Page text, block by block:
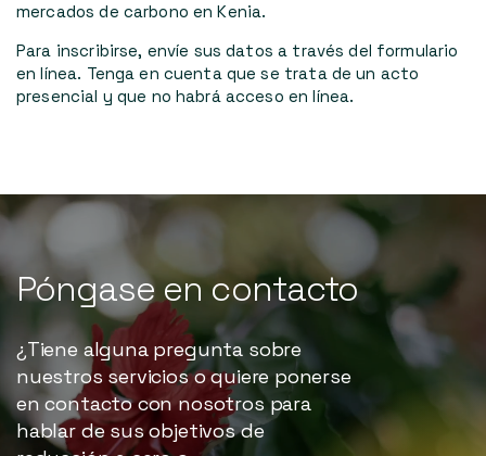
mercados de carbono en Kenia.
Para inscribirse, envíe sus datos a través del formulario
en línea. Tenga en cuenta que se trata de un acto
presencial y que no habrá acceso en línea.
Póngaseencontacto
¿Tiene alguna pregunta sobre
nuestros servicios o quiere ponerse
en contacto con nosotros para
hablar de sus objetivos de